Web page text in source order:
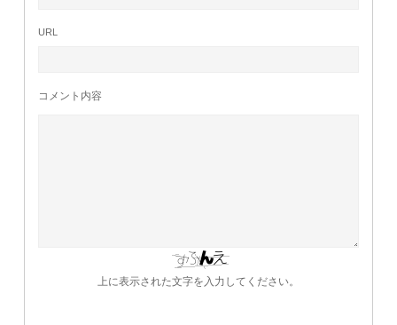
URL
コメント内容
上に表示された文字を入力してください。